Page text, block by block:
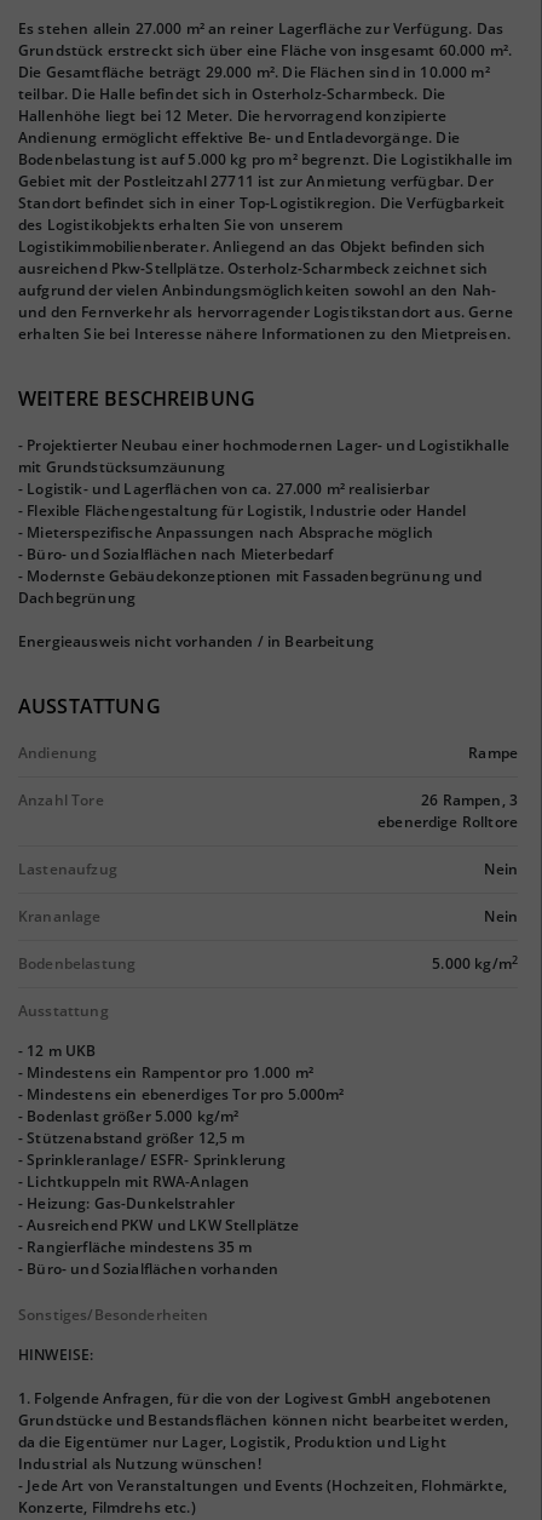
Es stehen allein 27.000 m² an reiner Lagerfläche zur Verfügung. Das
Grundstück erstreckt sich über eine Fläche von insgesamt 60.000 m².
Die Gesamtfläche beträgt 29.000 m². Die Flächen sind in 10.000 m²
teilbar. Die Halle befindet sich in Osterholz-Scharmbeck. Die
Hallenhöhe liegt bei 12 Meter. Die hervorragend konzipierte
Andienung ermöglicht effektive Be- und Entladevorgänge. Die
Bodenbelastung ist auf 5.000 kg pro m² begrenzt. Die Logistikhalle im
Gebiet mit der Postleitzahl 27711 ist zur Anmietung verfügbar. Der
Standort befindet sich in einer Top-Logistikregion. Die Verfügbarkeit
des Logistikobjekts erhalten Sie von unserem
Logistikimmobilienberater. Anliegend an das Objekt befinden sich
ausreichend Pkw-Stellplätze. Osterholz-Scharmbeck zeichnet sich
aufgrund der vielen Anbindungsmöglichkeiten sowohl an den Nah-
und den Fernverkehr als hervorragender Logistikstandort aus. Gerne
erhalten Sie bei Interesse nähere Informationen zu den Mietpreisen.
WEITERE BESCHREIBUNG
- Projektierter Neubau einer hochmodernen Lager- und Logistikhalle
mit Grundstücksumzäunung
- Logistik- und Lagerflächen von ca. 27.000 m² realisierbar
- Flexible Flächengestaltung für Logistik, Industrie oder Handel
- Mieterspezifische Anpassungen nach Absprache möglich
- Büro- und Sozialflächen nach Mieterbedarf
- Modernste Gebäudekonzeptionen mit Fassadenbegrünung und
Dachbegrünung
Energieausweis nicht vorhanden / in Bearbeitung
AUSSTATTUNG
Andienung Rampe
Anzahl Tore
26 Rampen, 3
ebenerdige Rolltore
Lastenaufzug Nein
Krananlage Nein
Bodenbelastung 5.000 kg/m2
Ausstattung
- 12 m UKB
- Mindestens ein Rampentor pro 1.000 m²
- Mindestens ein ebenerdiges Tor pro 5.000m²
- Bodenlast größer 5.000 kg/m²
- Stützenabstand größer 12,5 m
- Sprinkleranlage/ ESFR- Sprinklerung
- Lichtkuppeln mit RWA-Anlagen
- Heizung: Gas-Dunkelstrahler
- Ausreichend PKW und LKW Stellplätze
- Rangierfläche mindestens 35 m
- Büro- und Sozialflächen vorhanden
Sonstiges/Besonderheiten
HINWEISE:
1. Folgende Anfragen, für die von der Logivest GmbH angebotenen
Grundstücke und Bestandsflächen können nicht bearbeitet werden,
da die Eigentümer nur Lager, Logistik, Produktion und Light
Industrial als Nutzung wünschen!
- Jede Art von Veranstaltungen und Events (Hochzeiten, Flohmärkte,
Konzerte, Filmdrehs etc.)